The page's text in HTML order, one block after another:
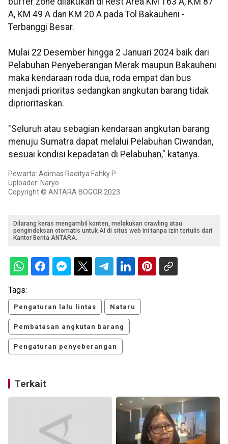
A, KM 49 A dan KM 20 A pada Tol Bakauheni -
Terbanggi Besar.
Mulai 22 Desember hingga 2 Januari 2024 baik dari
Pelabuhan Penyeberangan Merak maupun Bakauheni
maka kendaraan roda dua, roda empat dan bus
menjadi prioritas sedangkan angkutan barang tidak
diprioritaskan.
"Seluruh atau sebagian kendaraan angkutan barang
menuju Sumatra dapat melalui Pelabuhan Ciwandan,
sesuai kondisi kepadatan di Pelabuhan," katanya.
Pewarta: Adimas Raditya Fahky P
Uploader: Naryo
Copyright © ANTARA BOGOR 2023
Dilarang keras mengambil konten, melakukan crawling atau
pengindeksan otomatis untuk AI di situs web ini tanpa izin tertulis dari
Kantor Berita ANTARA.
Tags:
Pengaturan lalu lintas Nataru
Pembatasan angkutan barang
Pengaturan penyeberangan
Terkait